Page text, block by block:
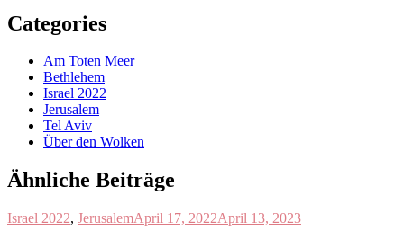
Categories
Am Toten Meer
Bethlehem
Israel 2022
Jerusalem
Tel Aviv
Über den Wolken
Ähnliche Beiträge
Israel 2022, JerusalemApril 17, 2022April 13, 2023